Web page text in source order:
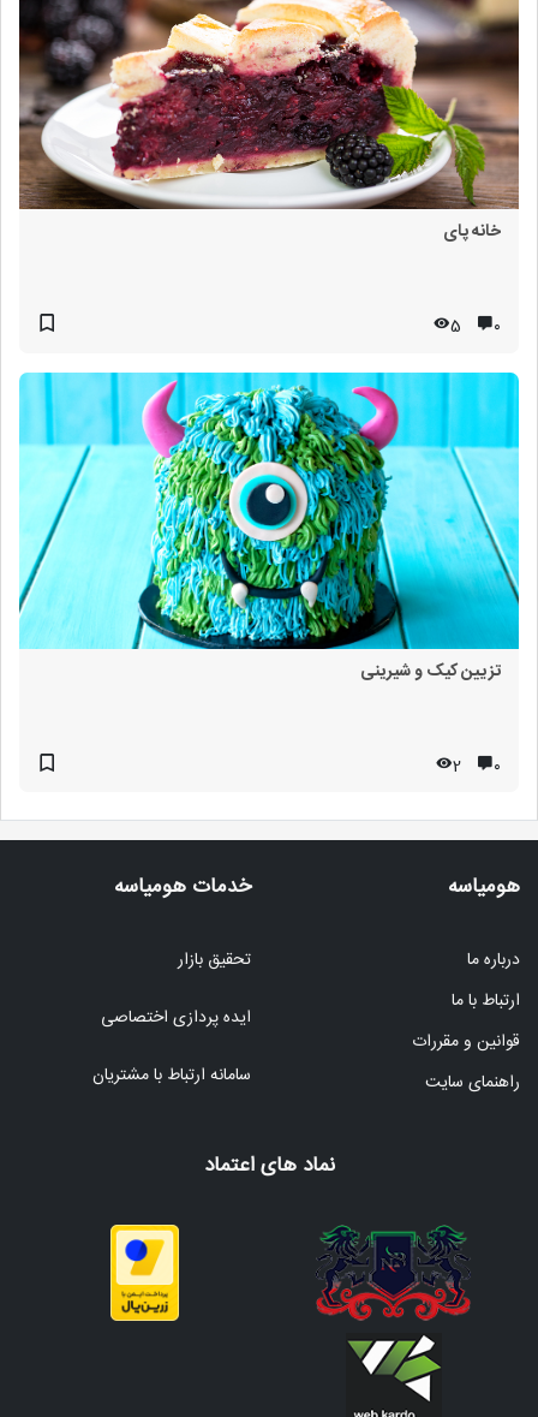
خانه پای
۰ 5
تزیین کیک و شیرینی
۰ 2
هومیاسه
درباره ما
ارتباط با ما
قوانین و مقررات
راهنمای سایت
خدمات هومیاسه
تحقیق بازار
ایده پردازی اختصاصی
سامانه ارتباط با مشتریان
نماد های اعتماد